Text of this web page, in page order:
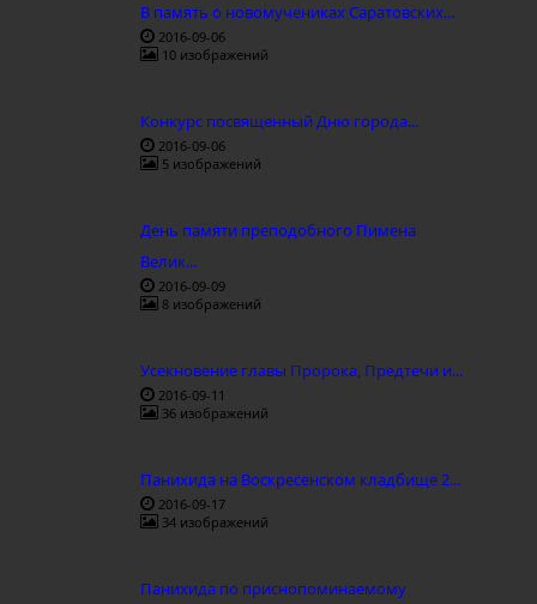
В память о новомучениках Саратовских...
2016-09-06
10 изображений
Конкурс посвященный Дню города...
2016-09-06
5 изображений
День памяти преподобного Пимена
Велик...
2016-09-09
8 изображений
Усекновение главы Пророка, Предтечи и...
2016-09-11
36 изображений
Панихида на Воскресенском кладбище 2...
2016-09-17
34 изображений
Панихида по приснопоминаемому